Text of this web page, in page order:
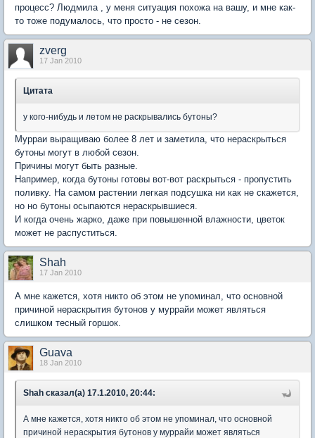
процесс? Людмила , у меня ситуация похожа на вашу, и мне как-
то тоже подумалось, что просто - не сезон.
zverg
17 Jan 2010
Цитата
у кого-нибудь и летом не раскрывались бутоны?
Мурраи выращиваю более 8 лет и заметила, что нераскрыться
бутоны могут в любой сезон.
Причины могут быть разные.
Например, когда бутоны готовы вот-вот раскрыться - пропустить
поливку. На самом растении легкая подсушка ни как не скажется,
но но бутоны осыпаются нераскрывшиеся.
И когда очень жарко, даже при повышенной влажности, цветок
может не распуститься.
Shah
17 Jan 2010
А мне кажется, хотя никто об этом не упоминал, что основной
причиной нераскрытия бутонов у муррайи может являться
слишком тесный горшок.
Guava
18 Jan 2010
Shah сказал(а) 17.1.2010, 20:44:
А мне кажется, хотя никто об этом не упоминал, что основной
причиной нераскрытия бутонов у муррайи может являться